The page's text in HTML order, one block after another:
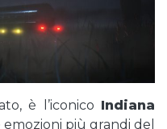
è l’iconico Indiana
più grandi del